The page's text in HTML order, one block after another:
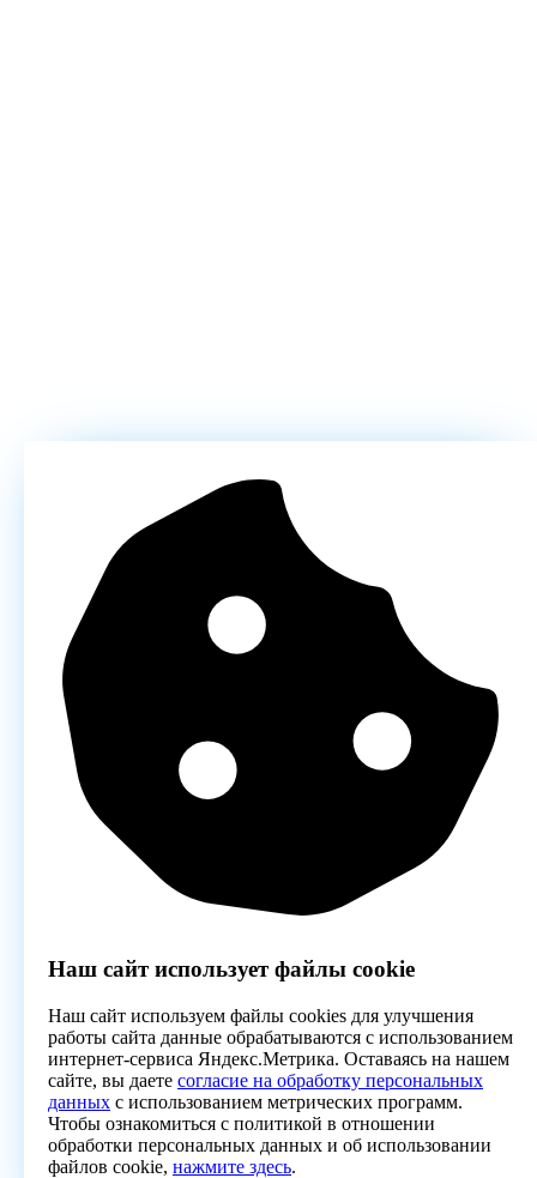
Наш сайт использует файлы cookie
Наш сайт используем файлы cookies для улучшения
работы сайта данные обрабатываются с использованием
интернет-сервиса Яндекс.Метрика. Оставаясь на нашем
сайте, вы даете согласие на обработку персональных
данных с использованием метрических программ.
Чтобы ознакомиться с политикой в отношении
обработки персональных данных и об использовании
файлов cookie, нажмите здесь.